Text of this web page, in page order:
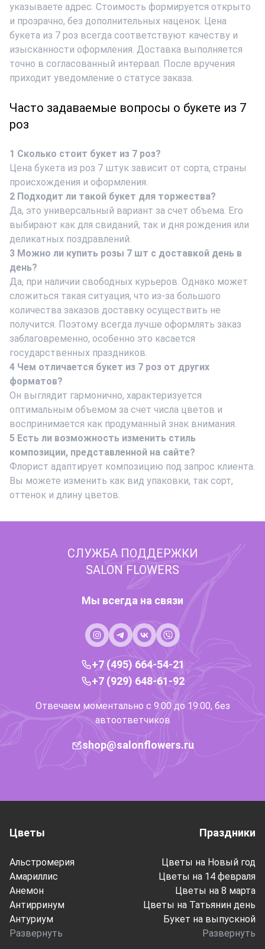
указываете адрес. Стоимость формируется открыто
и прозрачно, без дополнительных наценок. Цена
букета из 7 роз всегда соответствуют качеству и
изысканности оформления. Доставка выполняется
точно в согласованный интервал. После вручения
приходит уведомление о статусе заказа.
Часто задаваемые вопросы о букете из 7
роз
1 Сколько стоит букет из 7 роз?
Цена букета из роз 7 штук зависит от сорта, страны
происхождения и оформления.
2 Подходит ли такой букет для торжества?
Да, это универсальный вариант за счет объема. Его
выбирают как для свиданий, так и дня рождения или
деликатных поздравлений.
3 Можно ли купить розы 7 шт с доставкой день в
день?
Да, при наличии свободных курьеров. Однако может
сложиться такая ситуация, что из-за большого
количества заказов доставку осуществить не
получится. Поэтому всегда лучше оформлять заказ
заблаговременно, особенно это касается
государственных праздников.
4 Чем отличается букет из 7 роз от других
форматов?
Он выглядит гармонично, характеризуется
оптимальным объемом за счет числа цветов и
воспринимается как продуманный знак внимания.
5 Есть ли возможность изменить стиль
композиции, представленной на сайте?
Флорист адаптирует композицию под запрос клиента.
Вы можете изменить как вид упаковки, так сорт,
оттенок и длину цветов.
СЛУЖБА ПОДДЕРЖКИ
SALON FLOWERS
Мы всегда на связи
+7 (495) 664-54-21
+7 (929) 648-61-92
Отвечаем моментально с 9:00 до 19:00, без
автоответчиков
shop@salonflowers.ru
Цветы
Альстромерия
Амариллис
Анемон
Антирринум
Антуриум
Развернуть
Праздники
Цветы на Новый год
Цветы на 14 февраля
Цветы на 8 марта
Цветы на Татьянин день
Букет на выпускной
Развернуть